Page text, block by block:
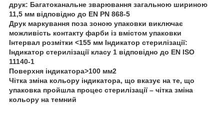
друк: Багатоканальне зварювання загальною шириною
11,5 мм відповідно до EN PN 868-5
Друк маркування поза зоною упаковки виключає
можливість контакту фарби із вмістом упаковки
Інтервал розмітки <155 мм Індикатор стерилізації:
Індикатор стерилізації класу 1 відповідно до EN ISO
11140-1
Поверхня індикатора>100 мм2
Чітка зміна кольору індикатора, що вказує на те, що
упаковка пройшла процес стерилізації – чітка зміна
кольору на темний